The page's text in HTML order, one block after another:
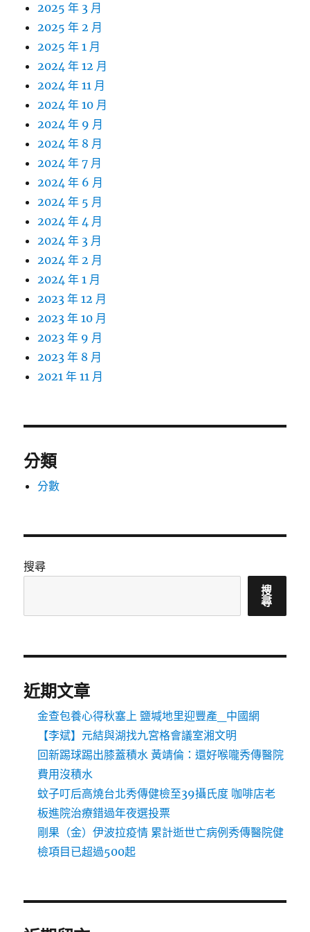
2025 年 3 月
2025 年 2 月
2025 年 1 月
2024 年 12 月
2024 年 11 月
2024 年 10 月
2024 年 9 月
2024 年 8 月
2024 年 7 月
2024 年 6 月
2024 年 5 月
2024 年 4 月
2024 年 3 月
2024 年 2 月
2024 年 1 月
2023 年 12 月
2023 年 10 月
2023 年 9 月
2023 年 8 月
2021 年 11 月
分類
分數
搜尋
搜
尋
近期文章
金查包養心得秋塞上 鹽堿地里迎豐產_中國網
【李斌】元結與湖找九宮格會議室湘文明
回新踢球踢出膝蓋積水 黃靖倫：還好喉嚨秀傳醫院
費用沒積水
蚊子叮后高燒台北秀傳健檢至39攝氏度 咖啡店老
板進院治療錯過年夜選投票
剛果（金）伊波拉疫情 累計逝世亡病例秀傳醫院健
檢項目已超過500起